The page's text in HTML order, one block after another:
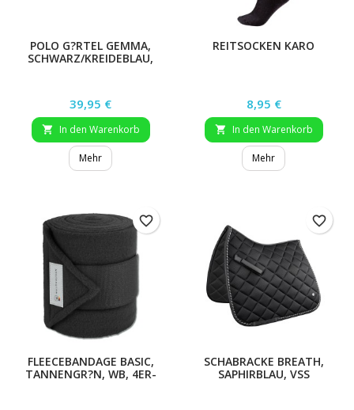
POLO G?RTEL GEMMA,
SCHWARZ/KREIDEBLAU,
Preis
39,95 €
 In den Warenkorb
Mehr
REITSOCKEN KARO
Preis
8,95 €
 In den Warenkorb
Mehr
FLEECEBANDAGE BASIC,
TANNENGR?N, WB, 4ER-
favorite_border
SCHABRACKE BREATH,
SAPHIRBLAU, VSS
favorite_border